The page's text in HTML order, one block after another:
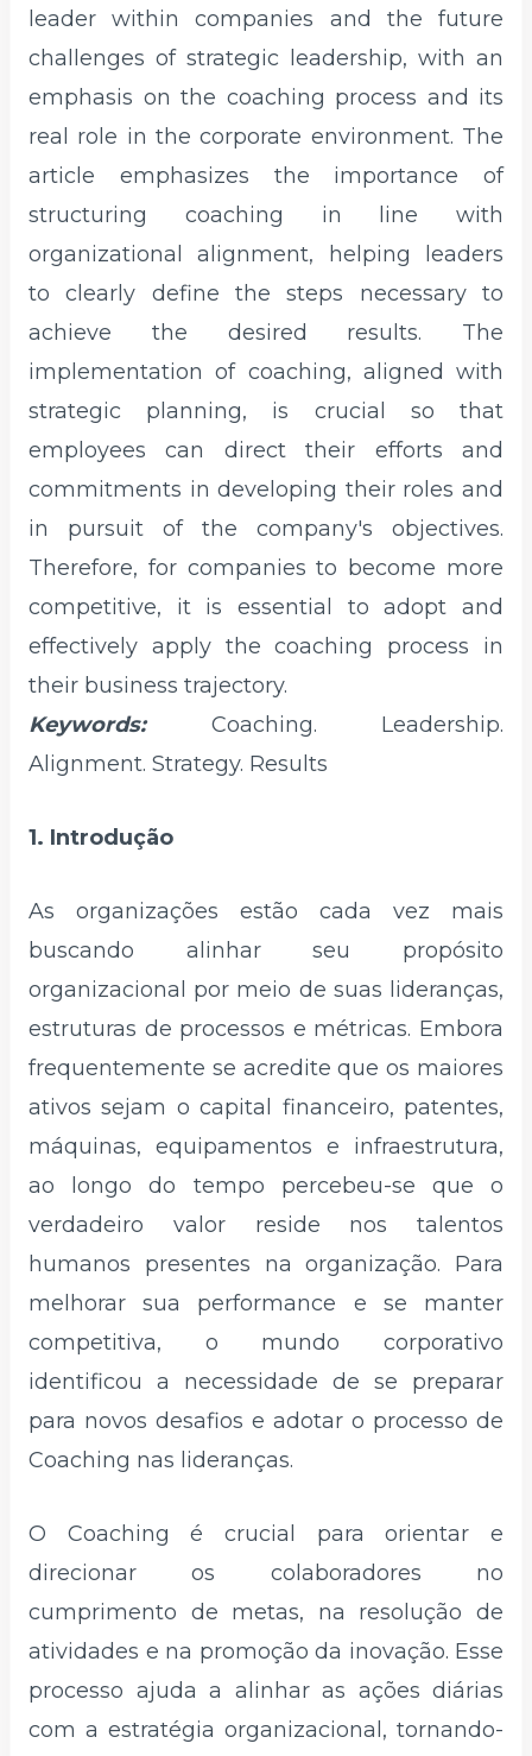
leader within companies and the future
challenges of strategic leadership, with an
emphasis on the coaching process and its
real role in the corporate environment. The
article emphasizes the importance of
structuring coaching in line with
organizational alignment, helping leaders
to clearly define the steps necessary to
achieve the desired results. The
implementation of coaching, aligned with
strategic planning, is crucial so that
employees can direct their efforts and
commitments in developing their roles and
in pursuit of the company's objectives.
Therefore, for companies to become more
competitive, it is essential to adopt and
effectively apply the coaching process in
their business trajectory.
Keywords:
Coaching. Leadership.
Alignment. Strategy. Results
1. Introdução
As organizações estão cada vez mais
buscando alinhar seu propósito
organizacional por meio de suas lideranças,
estruturas de processos e métricas. Embora
frequentemente se acredite que os maiores
ativos sejam o capital financeiro, patentes,
máquinas, equipamentos e infraestrutura,
ao longo do tempo percebeu-se que o
verdadeiro valor reside nos talentos
humanos presentes na organização. Para
melhorar sua performance e se manter
competitiva, o mundo corporativo
identificou a necessidade de se preparar
para novos desafios e adotar o processo de
Coaching nas lideranças.
O Coaching é crucial para orientar e
direcionar os colaboradores no
cumprimento de metas, na resolução de
atividades e na promoção da inovação. Esse
processo ajuda a alinhar as ações diárias
com a estratégia organizacional, tornando-